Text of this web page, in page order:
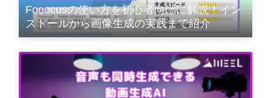
Fooocusの使い方を初心者向けに解説！イン
ストールから画像生成の実践まで紹介